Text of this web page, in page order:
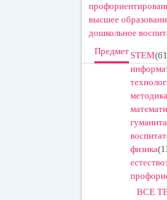
высшее
дошкольное
ПредметSTEM
физика
ВСЕ